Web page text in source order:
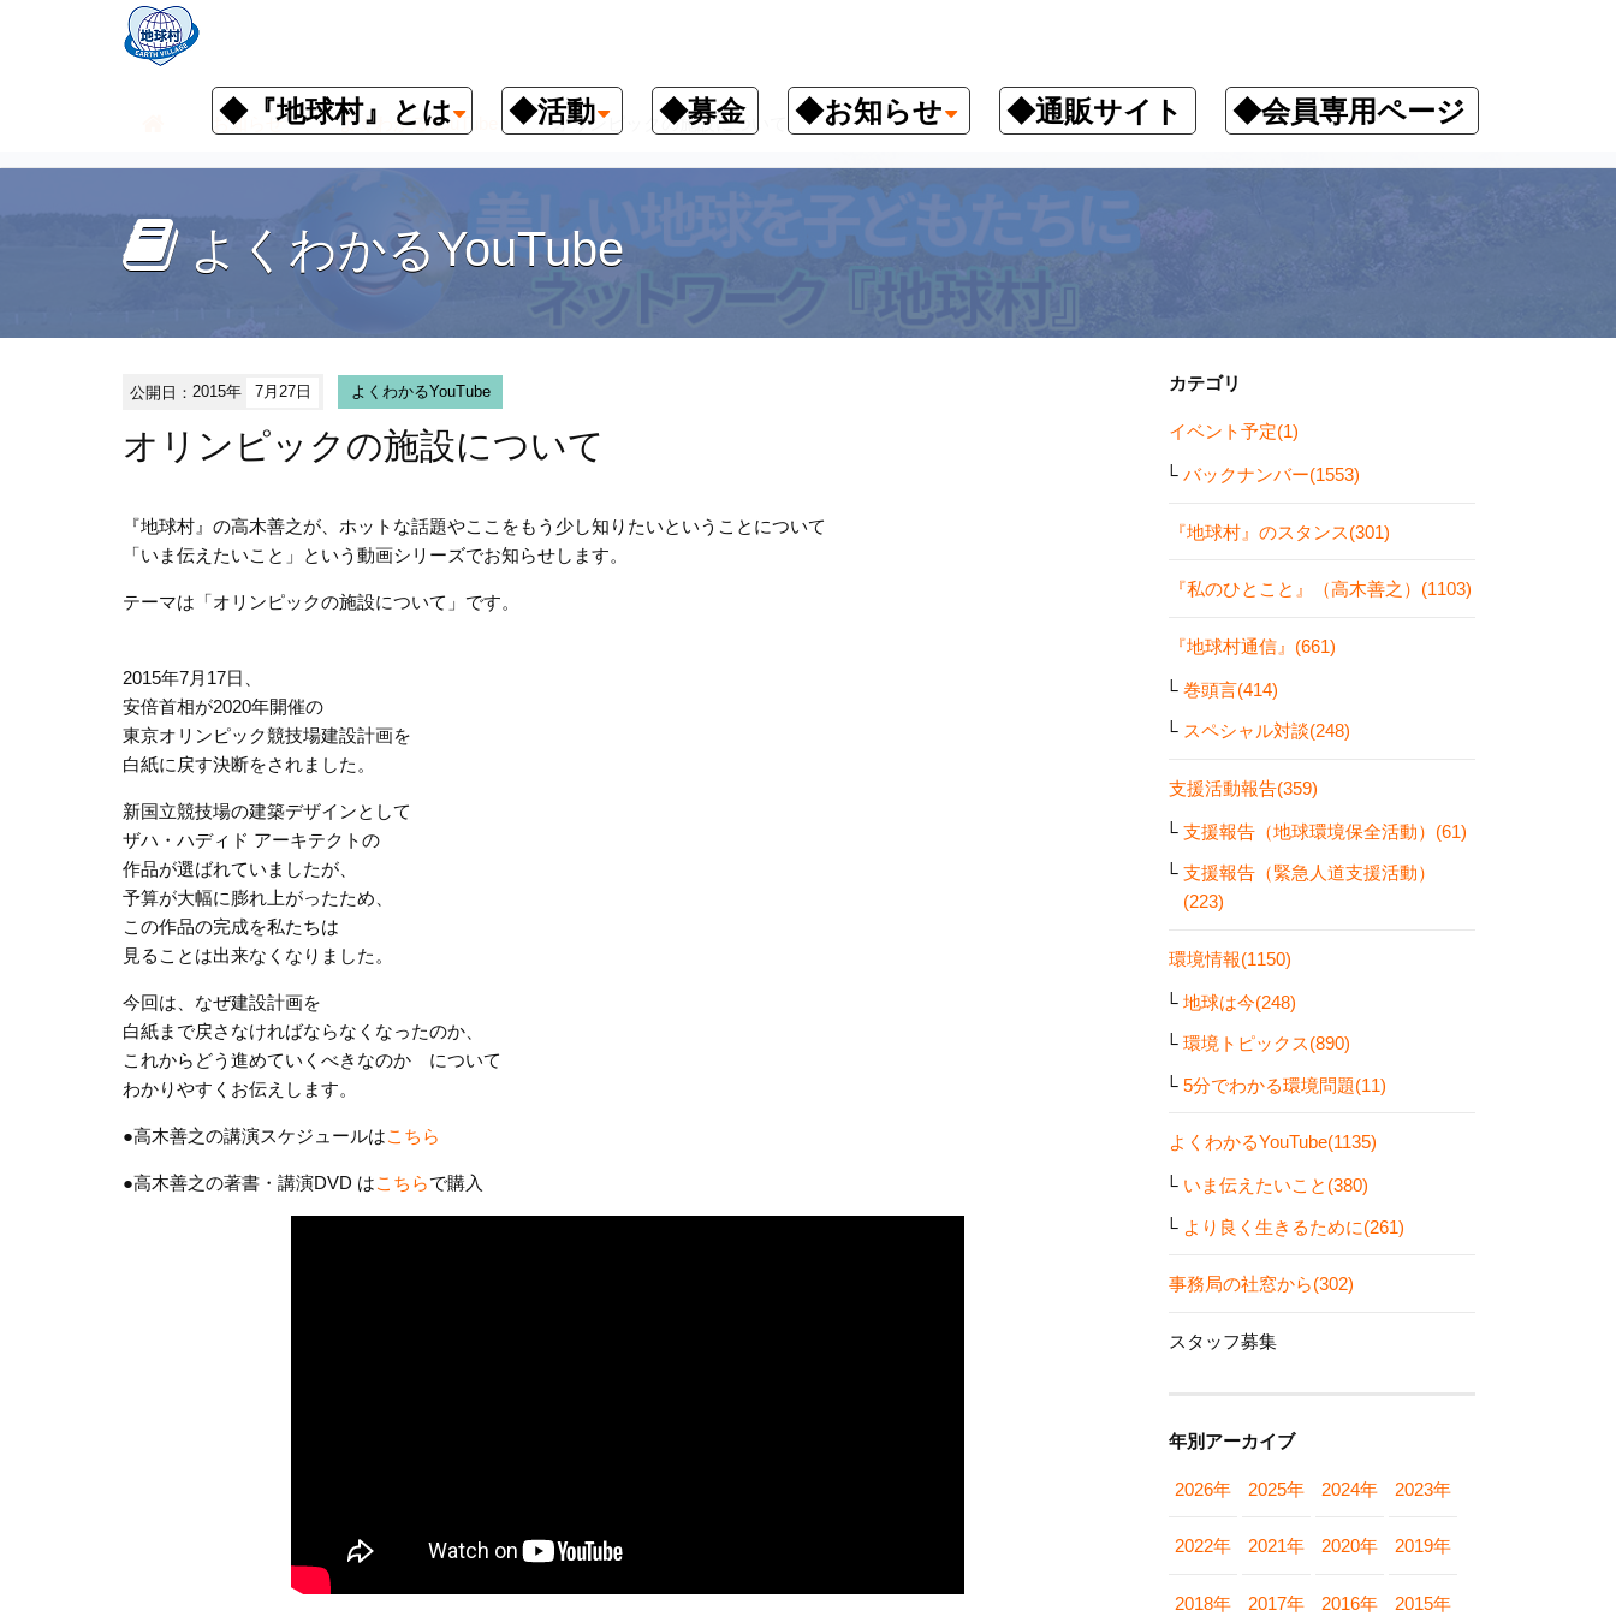
◆『地球村』とは ◆活動 ◆募金 ◆お知らせ ◆通販サイト ◆会員専用ページ
お知らせ よくわかるYouTube オリンピックの施設について
よくわかるYouTube
公開日：2015年 7月27日 よくわかるYouTube
オリンピックの施設について
『地球村』の高木善之が、ホットな話題やここをもう少し知りたいということについて
「いま伝えたいこと」という動画シリーズでお知らせします。
テーマは「オリンピックの施設について」です。
2015年7月17日、
安倍首相が2020年開催の
東京オリンピック競技場建設計画を
白紙に戻す決断をされました。
新国立競技場の建築デザインとして
ザハ・ハディド アーキテクトの
作品が選ばれていましたが、
予算が大幅に膨れ上がったため、
この作品の完成を私たちは
見ることは出来なくなりました。
今回は、なぜ建設計画を
白紙まで戻さなければならなくなったのか、
これからどう進めていくべきなのか について
わかりやすくお伝えします。
●高木善之の講演スケジュールはこちら
●高木善之の著書・講演DVD はこちらで購入
カテゴリ
イベント予定(1)
バックナンバー(1553)
『地球村』のスタンス(301)
『私のひとこと』（高木善之）(1103)
『地球村通信』(661)
巻頭言(414)
スペシャル対談(248)
支援活動報告(359)
支援報告（地球環境保全活動）(61)
支援報告（緊急人道支援活動）
(223)
環境情報(1150)
地球は今(248)
環境トピックス(890)
5分でわかる環境問題(11)
よくわかるYouTube(1135)
いま伝えたいこと(380)
より良く生きるために(261)
事務局の社窓から(302)
スタッフ募集
年別アーカイブ
2026年 2025年 2024年 2023年
2022年 2021年 2020年 2019年
2018年 2017年 2016年 2015年